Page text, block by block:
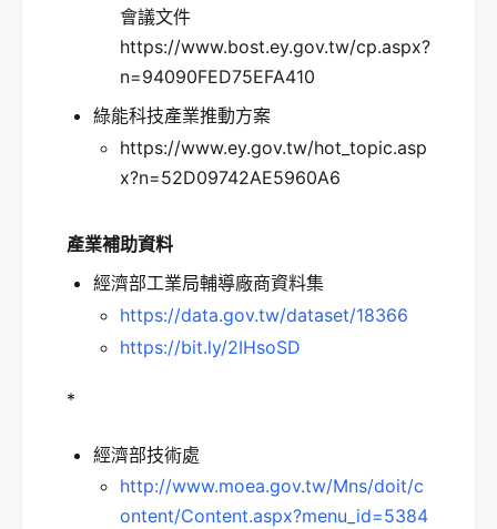
會議文件
https://www.bost.ey.gov.tw/cp.aspx?
n=94090FED75EFA410
綠能科技產業推動方案
https://www.ey.gov.tw/hot_topic.asp
x?n=52D09742AE5960A6
產業補助資料
經濟部工業局輔導廠商資料集
https://data.gov.tw/dataset/18366
https://bit.ly/2IHsoSD
*
經濟部技術處
http://www.moea.gov.tw/Mns/doit/c
ontent/Content.aspx?menu_id=5384